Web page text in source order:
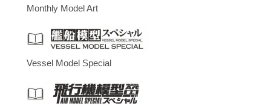
Monthly Model Art
Vessel Model Special